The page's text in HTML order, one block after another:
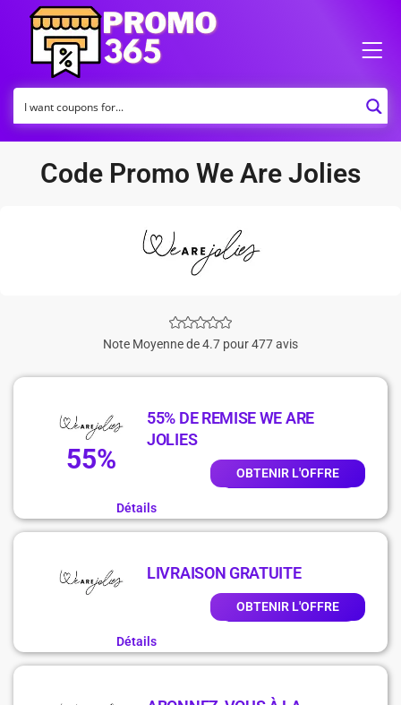
Code Promo We Are Jolies
Note Moyenne de 4.7 pour 477 avis
55%
55% DE REMISE WE ARE
JOLIES
OBTENIR L'OFFRE
Détails
LIVRAISON GRATUITE
OBTENIR L'OFFRE
Détails